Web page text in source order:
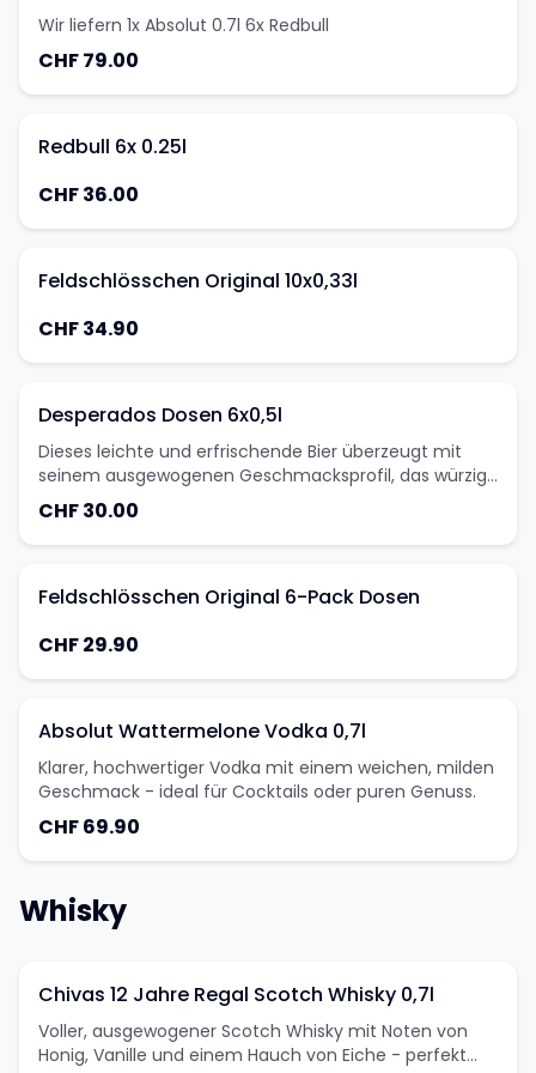
Wir liefern 1x Absolut 0.7l 6x Redbull
CHF 79.00
Redbull 6x 0.25l
CHF 36.00
Feldschlösschen Original 10x0,33l
CHF 34.90
Desperados Dosen 6x0,5l
Dieses leichte und erfrischende Bier überzeugt mit
seinem ausgewogenen Geschmacksprofil, das würzige
und zitronige Noten.
CHF 30.00
Feldschlösschen Original 6-Pack Dosen
CHF 29.90
Absolut Wattermelone Vodka 0,7l
Klarer, hochwertiger Vodka mit einem weichen, milden
Geschmack - ideal für Cocktails oder puren Genuss.
CHF 69.90
Whisky
Chivas 12 Jahre Regal Scotch Whisky 0,7l
Voller, ausgewogener Scotch Whisky mit Noten von
Honig, Vanille und einem Hauch von Eiche - perfekt